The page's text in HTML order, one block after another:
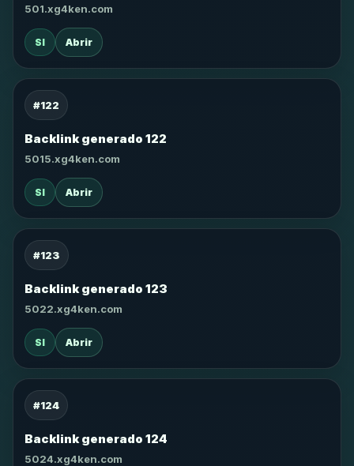
501.xg4ken.com
SI Abrir
#122
Backlink generado 122
5015.xg4ken.com
SI Abrir
#123
Backlink generado 123
5022.xg4ken.com
SI Abrir
#124
Backlink generado 124
5024.xg4ken.com